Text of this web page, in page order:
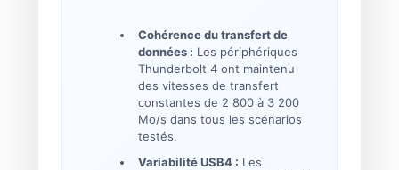
Cohérence du transfert de
données : Les périphériques
Thunderbolt 4 ont maintenu
des vitesses de transfert
constantes de 2 800 à 3 200
Mo/s dans tous les scénarios
testés.
Variabilité USB4 : Les